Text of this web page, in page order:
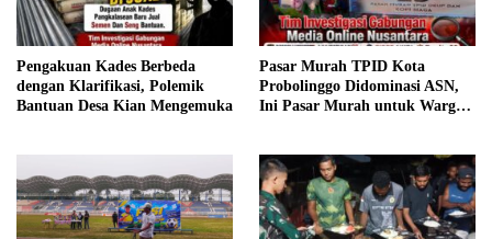
Pengakuan Kades Berbeda
dengan Klarifikasi, Polemik
Bantuan Desa Kian Mengemuka
Pasar Murah TPID Kota
Probolinggo Didominasi ASN,
Ini Pasar Murah untuk Warga